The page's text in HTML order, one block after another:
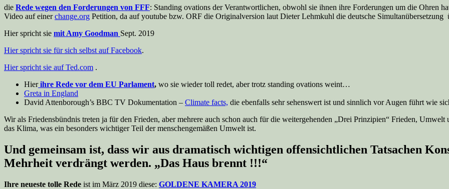
die Rede wegen den Forderungen von FFF: Standing ovations der Verantwortlichen, obwohl sie ihnen ihre Forderungen um die Ohren
Video auf einerchange.org Petition, da auf youtube bzw. ORF die Originalversion laut Dieter Lehmkuhl die deutsche Simultanübersetzung
Hier spricht sie mit Amy Goodman Sept. 2019
Hier spricht sie für sich selbst auf Facebook.
Hier spricht sie auf Ted.com .
Hier ihre Rede vor dem EU Parlament, wo sie wieder toll redet, aber trotz standing ovations weint…
Greta in England
David Attenborough’s BBC TV Dokumentation – Climate facts, die ebenfalls sehr sehenswert ist und sinnlich vor Augen führt wie
Wir als Friedensbündnis treten ja für den Frieden, aber mehrere auch schon auch für die weitergehenden „Drei Prinzipien“ Frieden,
das Klima, was ein besonders wichtiger Teil der menschengemäßen Umwelt ist.
Und gemeinsam ist, dass wir aus dramatisch wichtigen offensichtlichen Tatsachen
Mehrheit verdrängt werden. „Das Haus brennt !!!“
Ihre neueste tolle Rede ist im März 2019 diese: GOLDENE KAMERA 2019